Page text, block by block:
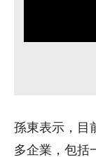
孫東表示，目
多企業，包括